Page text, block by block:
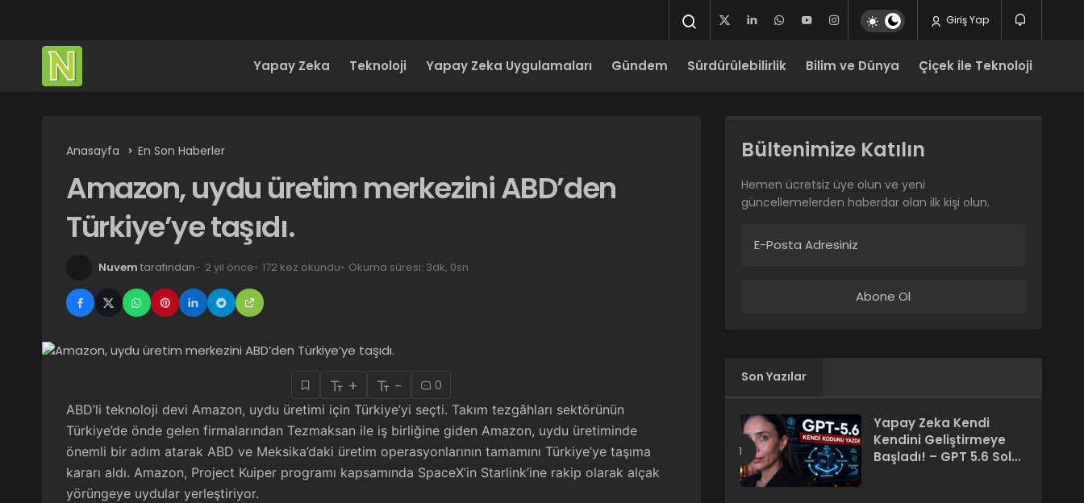
Giriş Yap
Yapay Zeka Teknoloji Yapay Zeka Uygulamaları Gündem Sürdürülebilirlik Bilim ve Dünya Çiçek ile Teknoloji
Anasayfa En Son Haberler
Amazon, uydu üretim merkezini ABD’den
Türkiye’ye taşıdı.
Nuvem tarafından 2 yıl önce 172 kez okundu Okuma süresi: 3dk, 0sn
+ -
0
ABD’li teknoloji devi Amazon, uydu üretimi için Türkiye’yi seçti. Takım tezgâhları sektörünün
Türkiye’de önde gelen firmalarından Tezmaksan ile iş birliğine giden Amazon, uydu üretiminde
önemli bir adım atarak ABD ve Meksika’daki üretim operasyonlarının tamamını Türkiye’ye taşıma
kararı aldı. Amazon, Project Kuiper programı kapsamında SpaceX’in Starlink’ine rakip olarak alçak
yörüngeye uydular yerleştiriyor.
Bültenimize Katılın
Hemen ücretsiz üye olun ve yeni
güncellemelerden haberdar olan ilk kişi olun.
E-Posta Adresiniz
Son Yazılar
Yapay Zeka Kendi
Kendini Geliştirmeye
Başladı! – GPT 5.6 Sol